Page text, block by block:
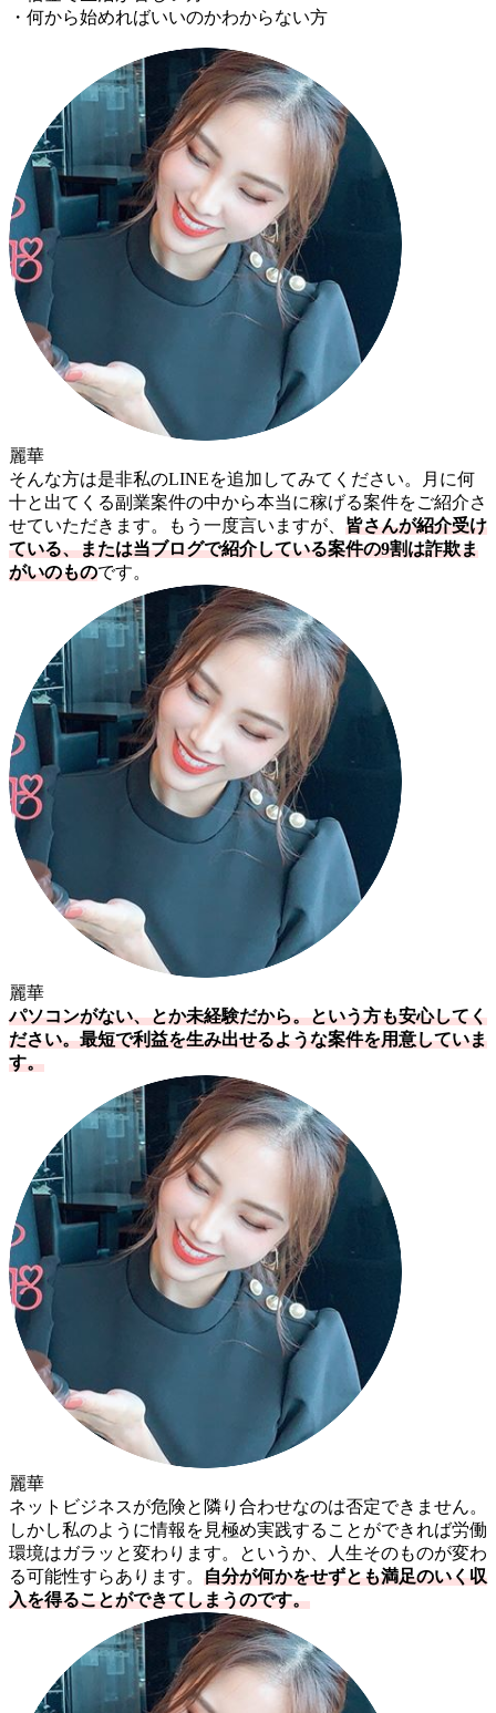
・何から始めればいいのかわからない方
麗華
そんな方は是非私のLINEを追加してみてください。月に何
十と出てくる副業案件の中から本当に稼げる案件をご紹介さ
せていただきます。もう一度言いますが、 皆さんが紹介受け
ている、または当ブログで紹介している案件の9割は詐欺ま
がいのものです。
麗華
パソコンがない、とか未経験だから。という方も安心してく
ださい。最短で利益を生み出せるような案件を用意していま
す。
麗華
ネットビジネスが危険と隣り合わせなのは否定できません。
しかし私のように情報を見極め実践することができれば労働
環境はガラッと変わります。というか、人生そのものが変わ
る可能性すらあります。 自分が何かをせずとも満足のいく収
入を得ることができてしまうのです。